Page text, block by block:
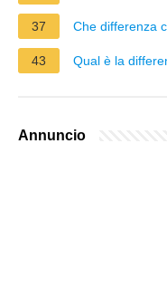
37 Che differenza
43 Qual è la
Annuncio